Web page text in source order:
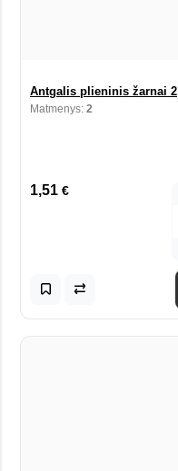
Antgalis plieninis žarnai 2
Matmenys: 2
1,51 €